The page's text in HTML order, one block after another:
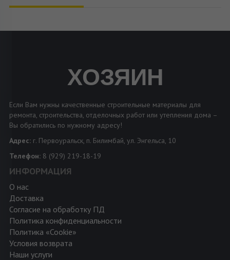
ХОЗЯИН
Если Вам нужны качественные строительные материалы для
ремонта, строительства, отделочных работ или утепления дома –
Вы обратились по нужному адресу!
Адрес: г. Первоуральск, п. Билимбай, ул. Энгельса, 10
Телефон: 8 (929) 219-18-19
ИНФОРМАЦИЯ
О нас
Доставка
Согласие на обработку ПД
Политика конфиденциальности
Политика «Cookie»
Условия возврата
Наши услуги